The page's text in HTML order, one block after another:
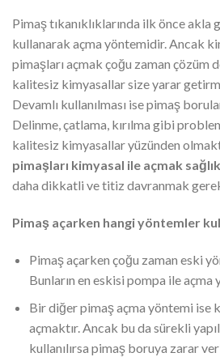
Pimaş tıkanıklıklarında ilk önce akla
kullanarak açma yöntemidir. Ancak
pimaşları açmak çoğu zaman çözüm
kalitesiz kimyasallar size yarar
Devamlı kullanılması ise pimaş
Delinme, çatlama, kırılma gibi
kalitesiz kimyasallar yüzünden
pimaşları kimyasal ile açmak
daha dikkatli ve titiz davranmak
Pimaş açarken hangi yöntemler
Pimaş açarken çoğu zaman eski
Bunların en eskisi pompa ile açma
Bir diğer pimaş açma yöntemi ise
açmaktır. Ancak bu da sürekli
kullanılırsa pimaş boruya zarar